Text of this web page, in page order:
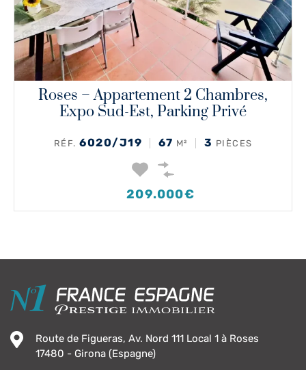
Roses – Appartement 2 Chambres,
Expo Sud-Est, Parking Privé
RÉF. 6020/J19 67 M² 3 PIÈCES
209.000€
Route de Figueras, Av. Nord 111 Local 1 à Roses
17480 - Girona (Espagne)